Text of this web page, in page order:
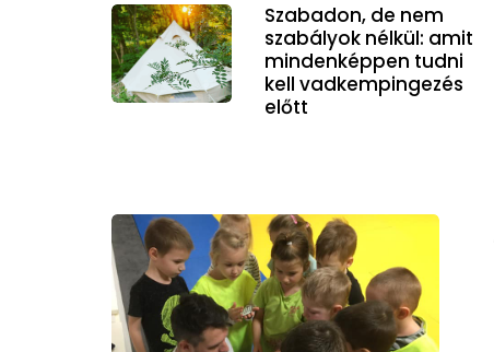
Szabadon, de nem
szabályok nélkül: amit
mindenképpen tudni
kell vadkempingezés
előtt